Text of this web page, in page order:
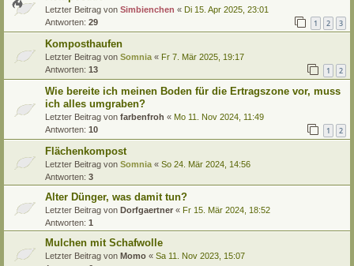
Letzter Beitrag von Simbienchen « Di 15. Apr 2025, 23:01
Antworten: 29 1 2 3
Komposthaufen
Letzter Beitrag von Somnia « Fr 7. Mär 2025, 19:17
Antworten: 13 1 2
Wie bereite ich meinen Boden für die Ertragszone vor, muss
ich alles umgraben?
Letzter Beitrag von farbenfroh « Mo 11. Nov 2024, 11:49
Antworten: 10 1 2
Flächenkompost
Letzter Beitrag von Somnia « So 24. Mär 2024, 14:56
Antworten: 3
Alter Dünger, was damit tun?
Letzter Beitrag von Dorfgaertner « Fr 15. Mär 2024, 18:52
Antworten: 1
Mulchen mit Schafwolle
Letzter Beitrag von Momo « Sa 11. Nov 2023, 15:07